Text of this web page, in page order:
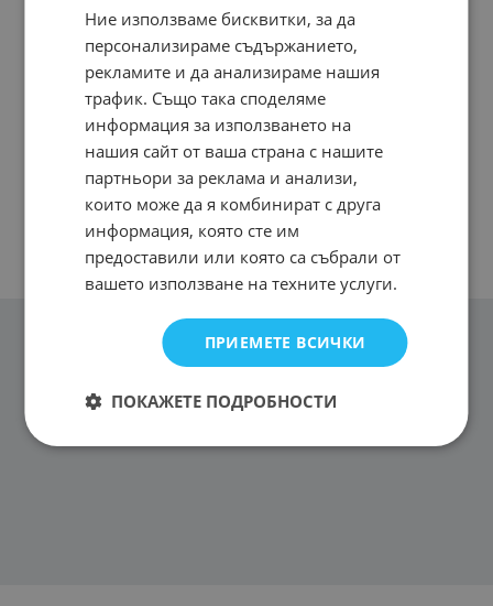
Ние използваме бисквитки, за да
персонализираме съдържанието,
рекламите и да анализираме нашия
трафик. Също така споделяме
информация за използването на
нашия сайт от ваша страна с нашите
партньори за реклама и анализи,
които може да я комбинират с друга
информация, която сте им
предоставили или която са събрали от
вашето използване на техните услуги.
ПРИЕМЕТЕ ВСИЧКИ
ПОКАЖЕТЕ ПОДРОБНОСТИ